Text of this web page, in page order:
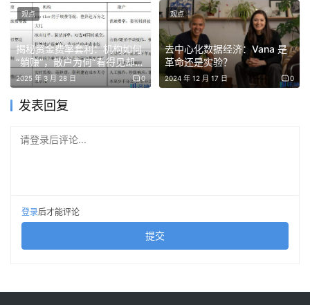
池。但池子越大，水也越深。
从风险角度看，美股市场其实由不同层级构成。最上层是纳
斯达克和纽交所主板市场。这里聚集着绝大多数成熟上市公
司，需要满足严格的市值、收入、盈利或现金流要求，同时
受到SEC和交易所双重监管。信息披露相对完善，机构投资
场透明度和治理水平较高。
持续低于标准后，往往会进入整改期，常见死猫反弹或退市
揭秘资金费率套利：机构如何
“躺赚”，散户为何“看得见却吃
不到”？
2025 年 3 月 28 日 0
观点
去中心化数据经济：Vana 是
革命还是实验？
2024 年 12 月 17 日 0
观点
发表回复
请登录后评论...
登录后才能评论
提交